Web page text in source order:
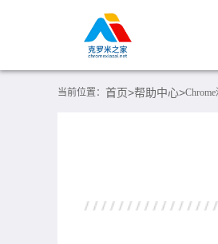
当前位置： 首页>帮助中心>